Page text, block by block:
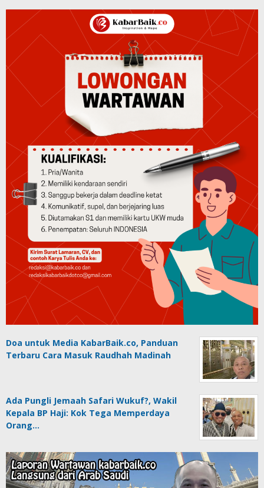
Doa untuk Media KabarBaik.co, Panduan
Terbaru Cara Masuk Raudhah Madinah
Ada Pungli Jemaah Safari Wukuf?, Wakil
Kepala BP Haji: Kok Tega Memperdaya
Orang…